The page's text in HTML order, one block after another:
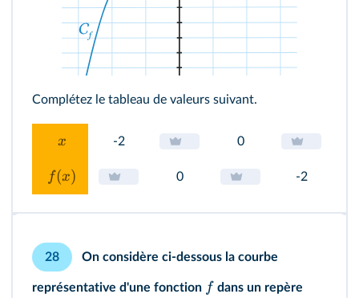
Complétez le tableau de valeurs suivant.
x -2 0
f(x) 0 -2
28 On considère ci‑dessous la courbe
représentative d'une fonction f dans un repère